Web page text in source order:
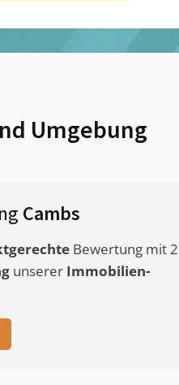
Umgebung
Cambs
Bewertung mit
unserer Immobilien-